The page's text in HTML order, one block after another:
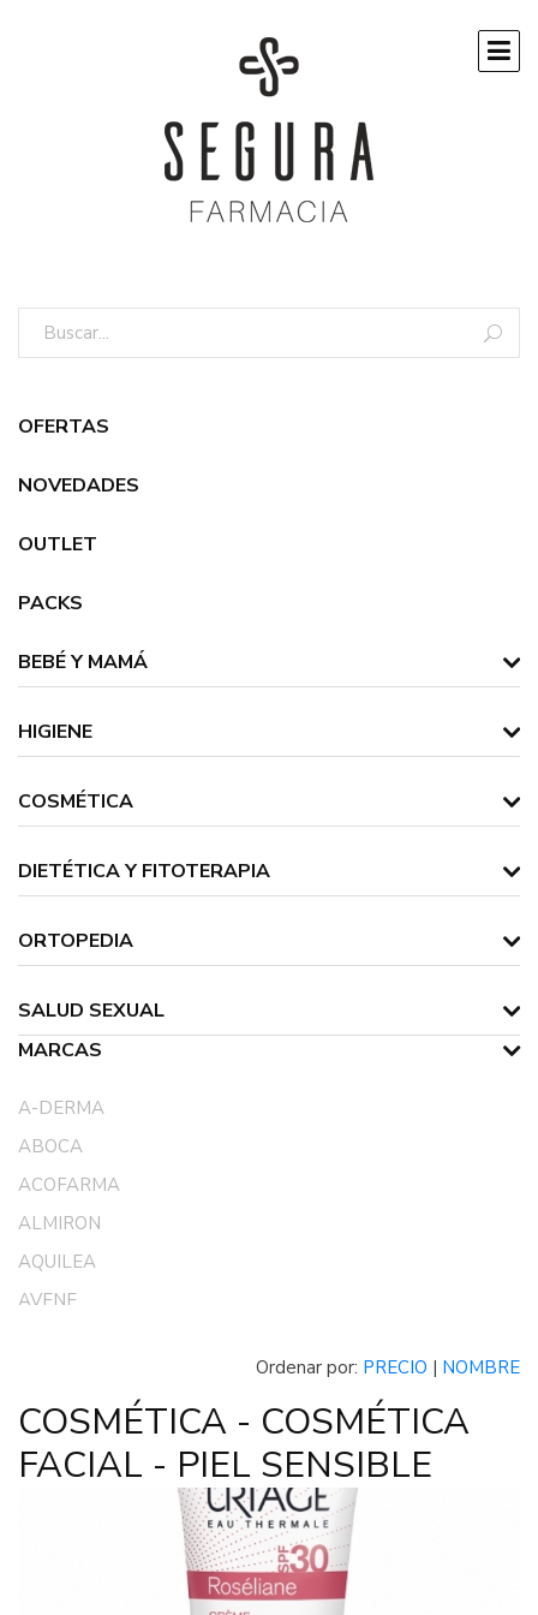
OFERTAS
NOVEDADES
OUTLET
PACKS
BEBÉ Y MAMÁ
HIGIENE
COSMÉTICA
DIETÉTICA Y FITOTERAPIA
ORTOPEDIA
SALUD SEXUAL
MARCAS
A-DERMA
ABOCA
ACOFARMA
ALMIRON
AQUILEA
AVENE
CONTROL
DR SCHOLL
Ordenar por: PRECIO | NOMBRE
COSMÉTICA - COSMÉTICA
FACIAL - PIEL SENSIBLE